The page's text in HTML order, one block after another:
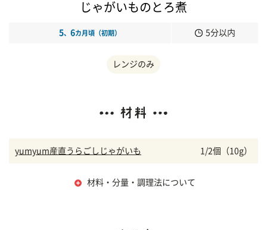
じゃがいものとろ煮
5、 6カ月頃（初期） 5分以内
レンジのみ
yumyum産直うらごしじゃがいも 1/2個（10g）
材料・分量・調理法について